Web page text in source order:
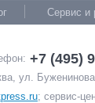
Сервис и
+7 (495)
ул.
; сервис-